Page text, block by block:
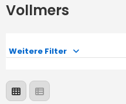
Vollmers
Weitere Filter